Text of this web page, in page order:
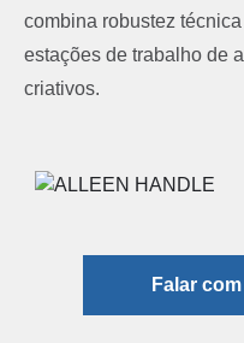
Falar
combina robustez
estações de trabalho de
criativos.